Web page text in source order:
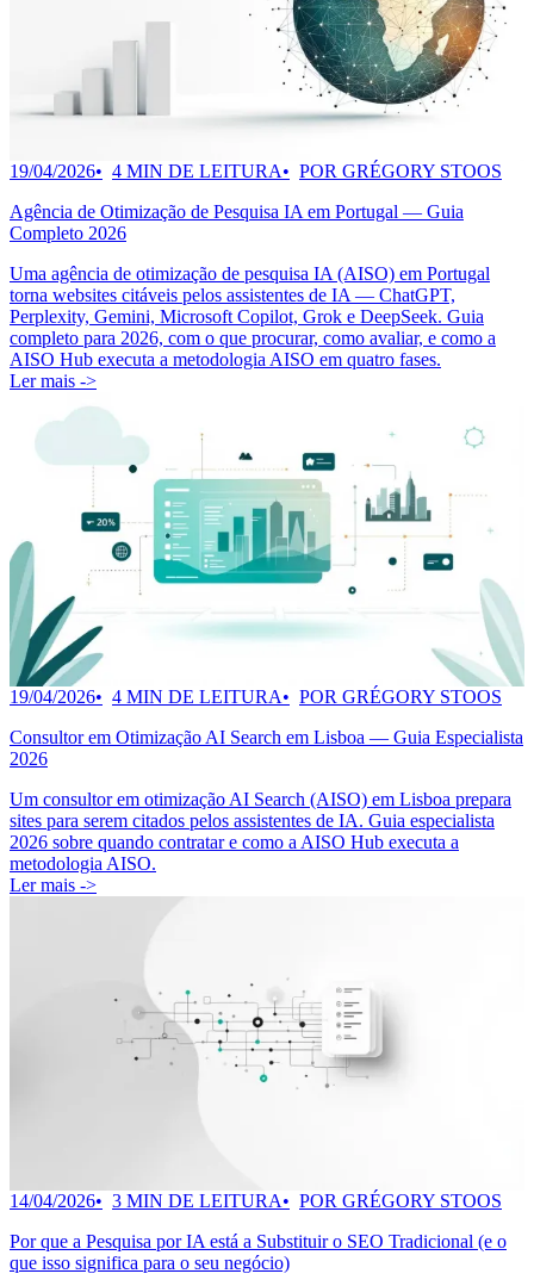
19/04/2026 4 MIN DE LEITURA
POR GRÉGORY STOOS
Agência de Otimização de Pesquisa IA em Portugal — Guia
Completo 2026
Uma agência de otimização de pesquisa IA (AISO) em Portugal
torna websites citáveis pelos assistentes de IA — ChatGPT,
Perplexity, Gemini, Microsoft Copilot, Grok e DeepSeek. Guia
completo para 2026, com o que procurar, como avaliar, e como a
AISO Hub executa a metodologia AISO em quatro fases.
Ler mais ->
19/04/2026 4 MIN DE LEITURA
POR GRÉGORY STOOS
Consultor em Otimização AI Search em Lisboa — Guia Especialista
2026
Um consultor em otimização AI Search (AISO) em Lisboa prepara
sites para serem citados pelos assistentes de IA. Guia especialista
2026 sobre quando contratar e como a AISO Hub executa a
metodologia AISO.
Ler mais ->
14/04/2026 3 MIN DE LEITURA
POR GRÉGORY STOOS
Por que a Pesquisa por IA está a Substituir o SEO Tradicional (e o
que isso significa para o seu negócio)